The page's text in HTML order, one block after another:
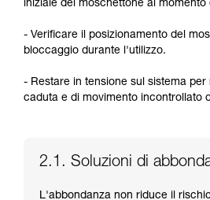
iniziale del moschettone al momento
- Verificare il posizionamento del
bloccaggio durante l'utilizzo.
- Restare in tensione sul sistema
caduta e di movimento incontrollato
2.1. Soluzioni di
L'abbondanza non riduce il